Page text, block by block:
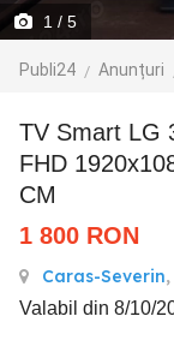
1 / 5
Publi24 Anunțuri
TV Smart LG 3D Pasiv LG 60LB650V Full HD
FHD
CM
1 800 RON
Caras-Severin,
Valabil din 8/10/